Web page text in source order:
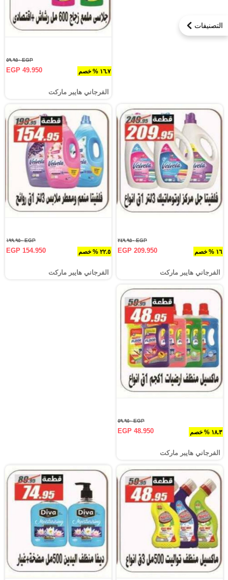
التصنيفات
١٦.٧ % خصم
EGP ٥٩.٩٥٠
EGP 49.950
الفرجاني هايبر ماركت
١٦ % خصم
EGP ٢٤٩.٩٥٠
EGP 209.950
الفرجاني هايبر ماركت
٢٢.٥ % خصم
EGP ١٩٩.٩٥٠
EGP 154.950
الفرجاني هايبر ماركت
١٨.٣ % خصم
EGP ٥٩.٩٥٠
EGP 48.950
الفرجاني هايبر ماركت